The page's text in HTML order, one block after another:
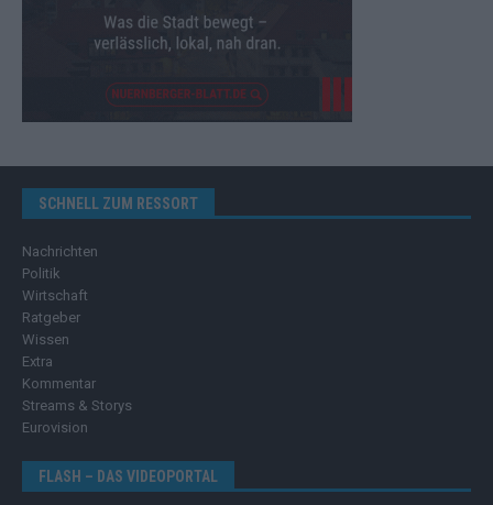
SCHNELL ZUM RESSORT
Nachrichten
Politik
Wirtschaft
Ratgeber
Wissen
Extra
Kommentar
Streams & Storys
Eurovision
FLASH – DAS VIDEOPORTAL